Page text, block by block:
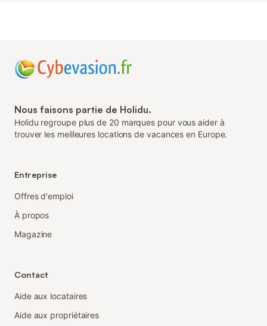
Nous faisons partie de Holidu.
Holidu regroupe plus de 20 marques pour vous aider à
trouver les meilleures locations de vacances en Europe.
Entreprise
Offres d'emploi
À propos
Magazine
Contact
Aide aux locataires
Aide aux propriétaires